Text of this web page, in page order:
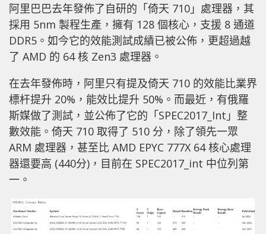
阿里巴巴去年發佈了自研的「倚天 710」處理器，其
採用 5nm 製程生產，擁有 128 個核心，支援 8 通道
DDR5。如今它的效能測試成績已被公佈，更超過越
了 AMD 的 64 核 Zen3 處理器。
在去年發佈時，阿里只有提及倚天 710 的效能比業界
標杆提升 20%，能效比提升 50%。而最近，有俄羅
斯媒做了測試，並公佈了它的「SPEC2017_Int」整
數效能。倚天 710 取得了 510 分，除了領先一眾
ARM 處理器，甚至比 AMD EPYC 777X 64 核心處理
器還要高 (440分)，目前在 SPEC2017_int 中位列第
一。